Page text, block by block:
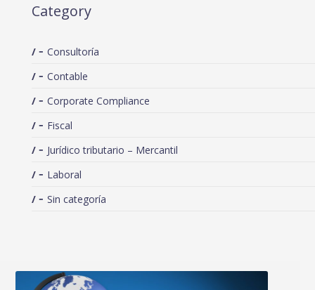
Category
Consultoría
Contable
Corporate Compliance
Fiscal
Jurídico tributario – Mercantil
Laboral
Sin categoría